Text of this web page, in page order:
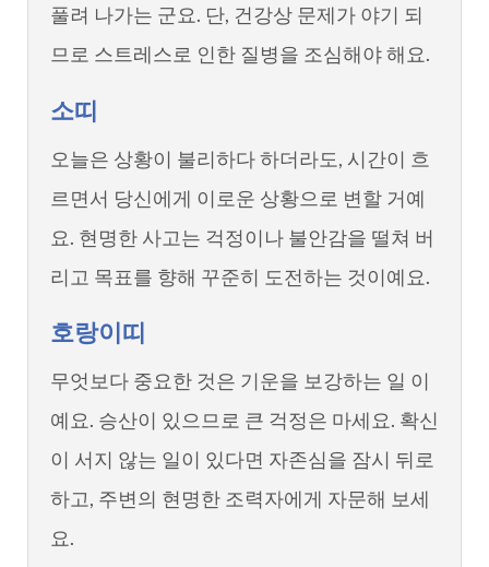
풀려 나가는 군요. 단, 건강상 문제가 야기 되
므로 스트레스로 인한 질병을 조심해야 해요.
소띠
오늘은 상황이 불리하다 하더라도, 시간이 흐
르면서 당신에게 이로운 상황으로 변할 거예
요. 현명한 사고는 걱정이나 불안감을 떨쳐 버
리고 목표를 향해 꾸준히 도전하는 것이예요.
호랑이띠
무엇보다 중요한 것은 기운을 보강하는 일 이
예요. 승산이 있으므로 큰 걱정은 마세요. 확신
이 서지 않는 일이 있다면 자존심을 잠시 뒤로
하고, 주변의 현명한 조력자에게 자문해 보세
요.